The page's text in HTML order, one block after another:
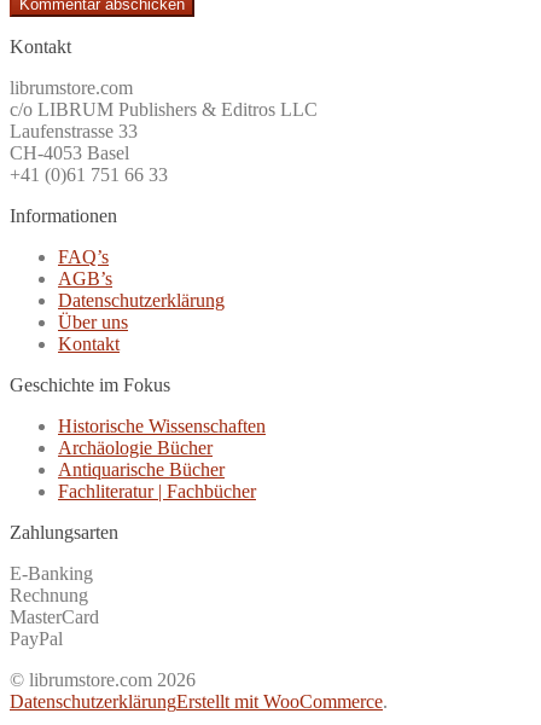
Kontakt
librumstore.com
c/o LIBRUM Publishers & Editros LLC
Laufenstrasse 33
CH-4053 Basel
+41 (0)61 751 66 33
Informationen
FAQ’s
AGB’s
Datenschutzerklärung
Über uns
Kontakt
Geschichte im Fokus
Historische Wissenschaften
Archäologie Bücher
Antiquarische Bücher
Fachliteratur | Fachbücher
Zahlungsarten
E-Banking
Rechnung
MasterCard
PayPal
© librumstore.com 2026
DatenschutzerklärungErstellt mit WooCommerce.